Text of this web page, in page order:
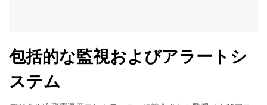
包括的な監視およびアラートシ
ステム